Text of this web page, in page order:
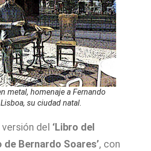
metal, homenaje a Fernando
su ciudad natal.
versión del ‘Libro del
Bernardo Soares’, con